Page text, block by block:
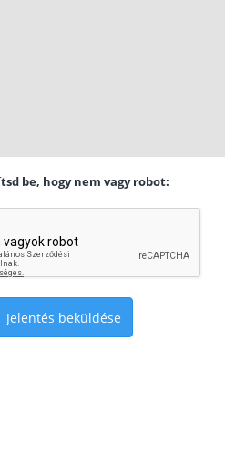
be, hogy nem vagy robot:
Jelentés beküldése